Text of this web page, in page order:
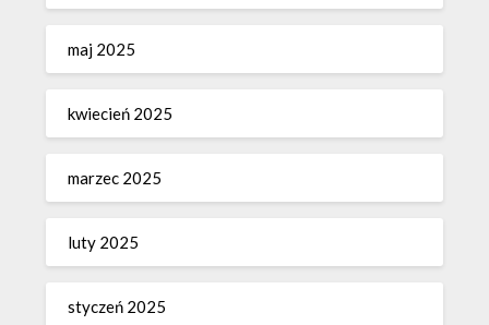
maj 2025
kwiecień 2025
marzec 2025
luty 2025
styczeń 2025